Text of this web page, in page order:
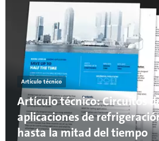
Artículo técnico
Artículo técnico: Circuitos
aplicaciones de
hasta la mitad del tiempo